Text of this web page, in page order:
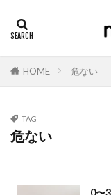
HOME 危ない
TAG
危ない
0〜